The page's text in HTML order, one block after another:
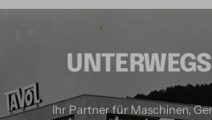
Ihr Partner für Maschinen,